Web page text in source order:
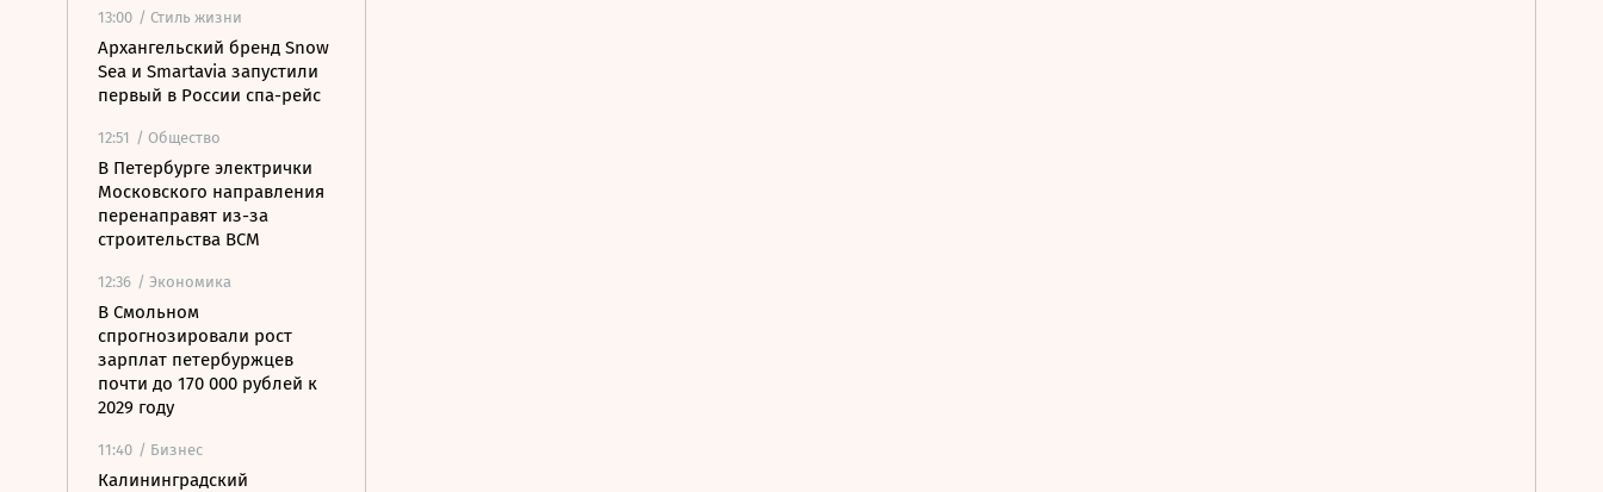
13:00 / Стиль жизни
Архангельский бренд Snow
Sea и Smartavia запустили
первый в России спа-рейс
12:51 / Общество
В Петербурге электрички
Московского направления
перенаправят из-за
строительства ВСМ
12:36 / Экономика
В Смольном
спрогнозировали рост
зарплат петербуржцев
почти до 170 000 рублей к
2029 году
11:40 / Бизнес
Калининградский